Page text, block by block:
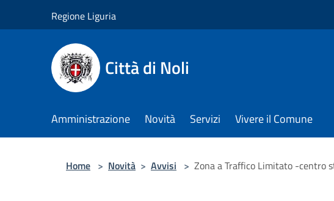
Regione Liguria
Città di Noli
Amministrazione Novità Servizi Vivere il Comune
Home > Novità > Avvisi > Zona a Traffico Limitato -centro